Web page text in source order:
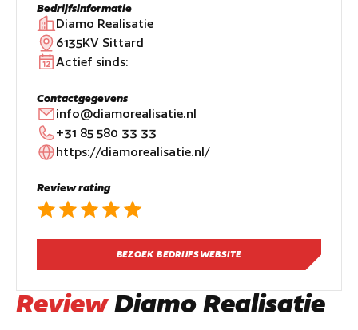
Bedrijfsinformatie
Diamo Realisatie
6135KV Sittard
Actief sinds:
Contactgegevens
info@diamorealisatie.nl
+31 85 580 33 33
https://diamorealisatie.nl/
Review rating
BEZOEK BEDRIJFSWEBSITE
Review Diamo Realisatie